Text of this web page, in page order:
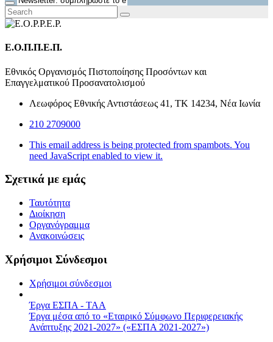
Ε.Ο.Π.Π.Ε.Π.
Εθνικός Οργανισμός Πιστοποίησης Προσόντων και
Επαγγελματικού Προσανατολισμού
Λεωφόρος Εθνικής Αντιστάσεως 41, ΤΚ 14234, Νέα Ιωνία
210 2709000
This email address is being protected from spambots. You
need JavaScript enabled to view it.
Σχετικά με εμάς
Ταυτότητα
Διοίκηση
Οργανόγραμμα
Ανακοινώσεις
Χρήσιμοι Σύνδεσμοι
Χρήσιμοι σύνδεσμοι
Έργα ΕΣΠΑ - ΤΑΑ
Έργα μέσα από το «Εταιρικό Σύμφωνο Περιφερειακής
Ανάπτυξης 2021-2027» («ΕΣΠΑ 2021-2027»)